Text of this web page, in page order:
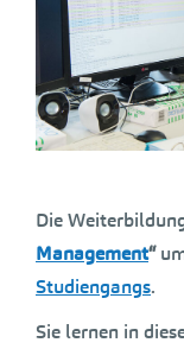
Die
Management“
Studiengangs.
Sie lernen in